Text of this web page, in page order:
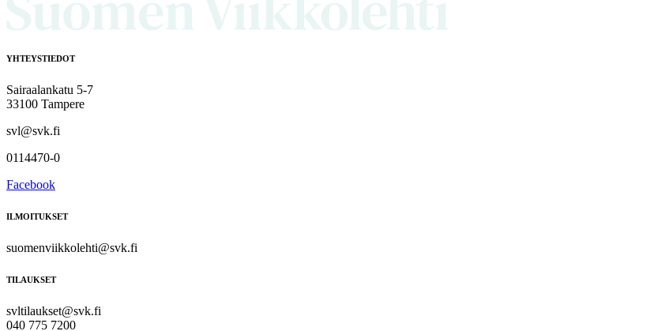
YHTEYSTIEDOT
Sairaalankatu 5-7
33100 Tampere
svl@svk.fi
0114470-0
Facebook
ILMOITUKSET
suomenviikkolehti@svk.fi
TILAUKSET
svltilaukset@svk.fi
040 775 7200